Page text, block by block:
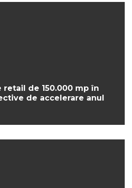
retail de 150.000 mp în
de accelerare anul